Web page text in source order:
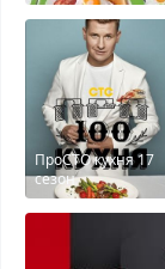
ПроСТО кухня 17
сезон